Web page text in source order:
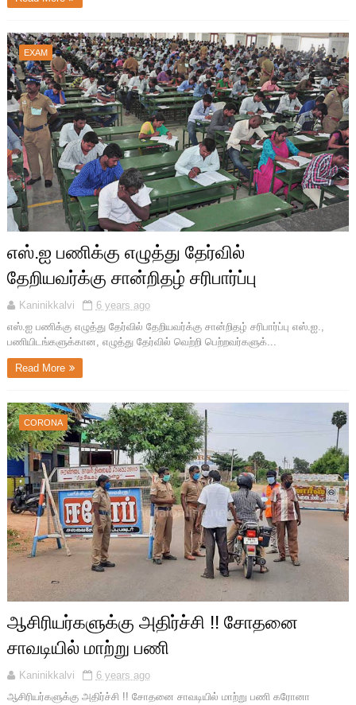
EXAM
எஸ்.ஐ பணிக்கு எழுத்து தேர்வில்
தேறியவர்க்கு சான்றிதழ் சரிபார்ப்பு
Kaninikkalvi
6 years ago
எஸ்.ஐ பணிக்கு எழுத்து தேர்வில் தேறியவர்க்கு சான்றிதழ் சரிபார்ப்பு எஸ்.ஐ.,
பணியிடங்களுக்கான, எழுத்து தேர்வில் வெற்றி பெற்றவர்களுக்...
Read More
CORONA
ஆசிரியர்களுக்கு அதிர்ச்சி !! சோதனை
சாவடியில் மாற்று பணி
Kaninikkalvi
6 years ago
ஆசிரியர்களுக்கு அதிர்ச்சி !! சோதனை சாவடியில் மாற்று பணி கரோனா